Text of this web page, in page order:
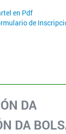
en Pdf
de
DA
DA